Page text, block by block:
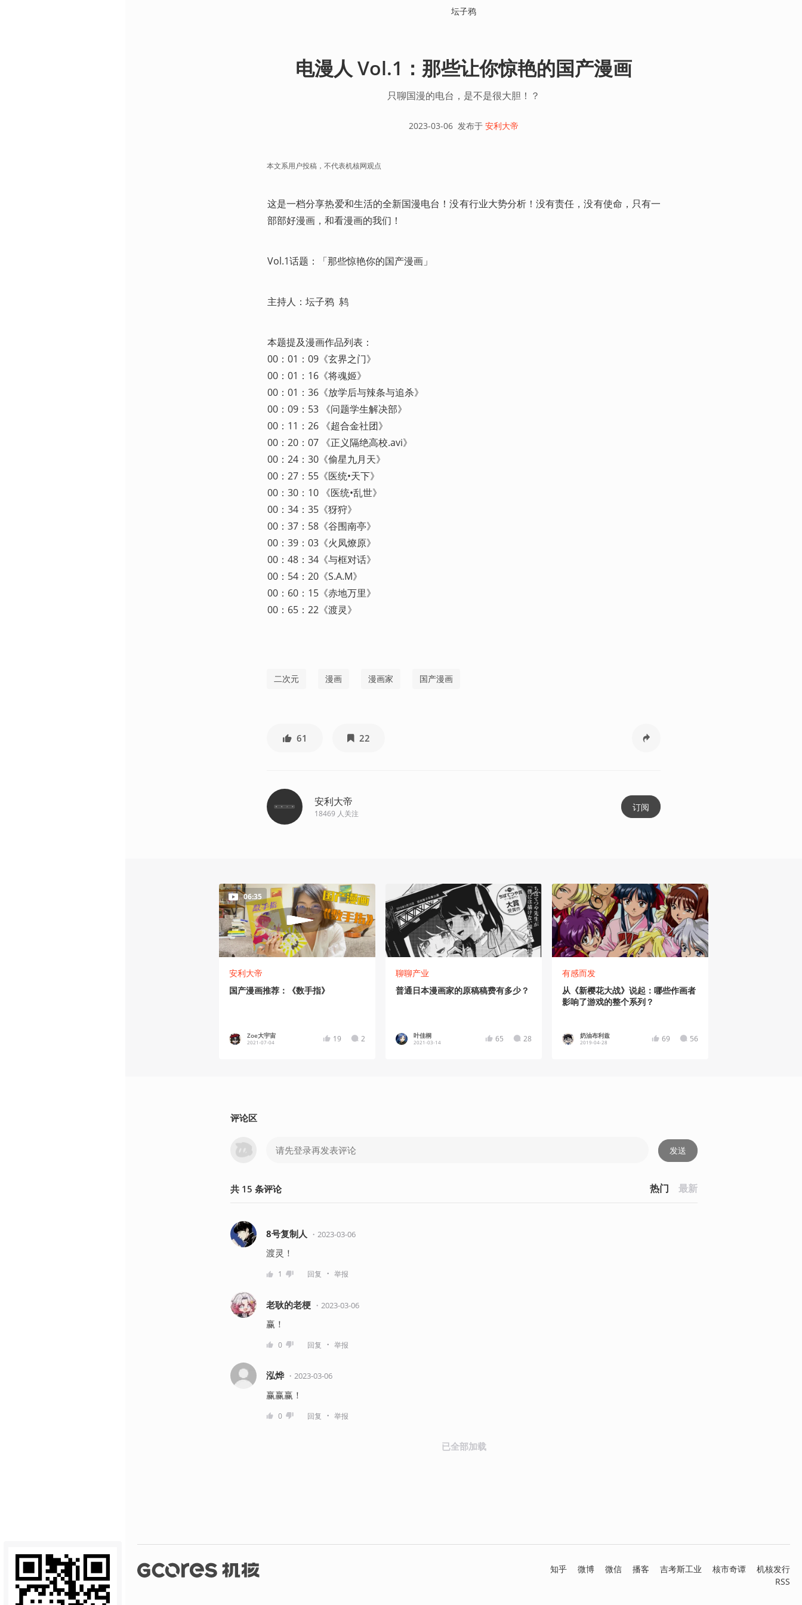
坛子鸦
电漫人 Vol.1：那些让你惊艳的国产漫画
只聊国漫的电台，是不是很大胆！？
2023-03-06 发布于 安利大帝
本文系用户投稿，不代表机核网观点
这是一档分享热爱和生活的全新国漫电台！没有行业大势分析！没有责任，没有使命，只有一
部部好漫画，和看漫画的我们！
Vol.1话题：「那些惊艳你的国产漫画」
主持人：坛子鸦  鸫
本题提及漫画作品列表：
00：01：09《玄界之门》
00：01：16《将魂姬》
00：01：36《放学后与辣条与追杀》
00：09：53 《问题学生解决部》
00：11：26 《超合金社团》
00：20：07 《正义隔绝高校.avi》
00：24：30《偷星九月天》
00：27：55《医统•天下》
00：30：10 《医统•乱世》
00：34：35《犽狩》
00：37：58《谷围南亭》
00：39：03《火凤燎原》
00：48：34《与框对话》
00：54：20《S.A.M》
00：60：15《赤地万里》
00：65：22《渡灵》
二次元 漫画 漫画家 国产漫画
61 22
安利大帝
18469 人关注
订阅
06:35
安利大帝
国产漫画推荐：《数手指》
Zoe大宇宙
2021-07-04 19 2
聊聊产业
普通日本漫画家的原稿稿费有多少？
叶佳桐
2021-03-14 65 28
有感而发
从《新樱花大战》说起：哪些作画者
影响了游戏的整个系列？
奶油布利兹
2019-04-28 69 56
评论区
发送
共 15 条评论 热门 最新
8号复制人 ・ 2023-03-06
渡灵！
1 回复 ・ 举报
老耿的老梗 ・ 2023-03-06
赢！
0 回复 ・ 举报
泓烨 ・ 2023-03-06
赢赢赢！
0 回复 ・ 举报
已全部加载
知乎 微博 微信 播客 吉考斯工业 核市奇谭
机核发行
RSS